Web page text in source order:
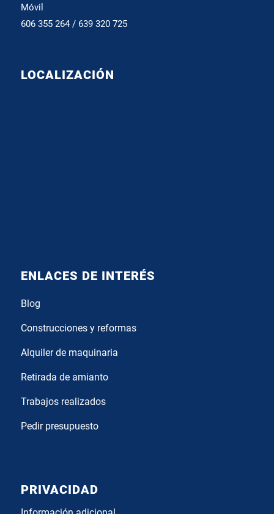
Móvil
606 355 264 / 639 320 725
LOCALIZACIÓN
ENLACES DE INTERÉS
Blog
Construcciones y reformas
Alquiler de maquinaria
Retirada de amianto
Trabajos realizados
Pedir presupuesto
PRIVACIDAD